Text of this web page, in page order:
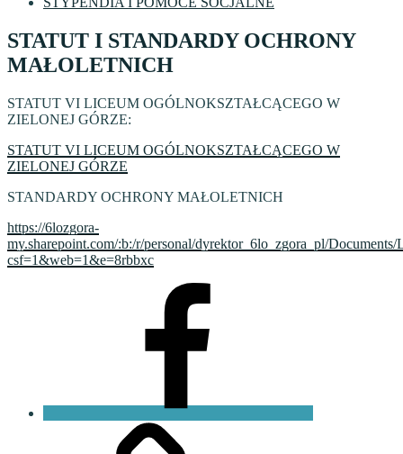
STATUT I STANDARDY OCHRONY
MAŁOLETNICH
STATUT VI LICEUM OGÓLNOKSZTAŁCĄCEGO W
ZIELONEJ GÓRZE:
STATUT VI LICEUM OGÓLNOKSZTAŁCĄCEGO W
ZIELONEJ GÓRZE
STANDARDY OCHRONY MAŁOLETNICH
https://6lozgora-
my.sharepoint.com/:b:/r/personal/dyrektor_6lo_zgora_pl/
csf=1&web=1&e=8rbbxc